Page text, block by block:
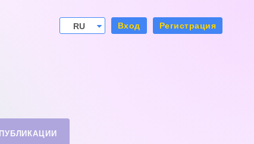
RU
Вход Регистрация
ПУБЛИКАЦИИ